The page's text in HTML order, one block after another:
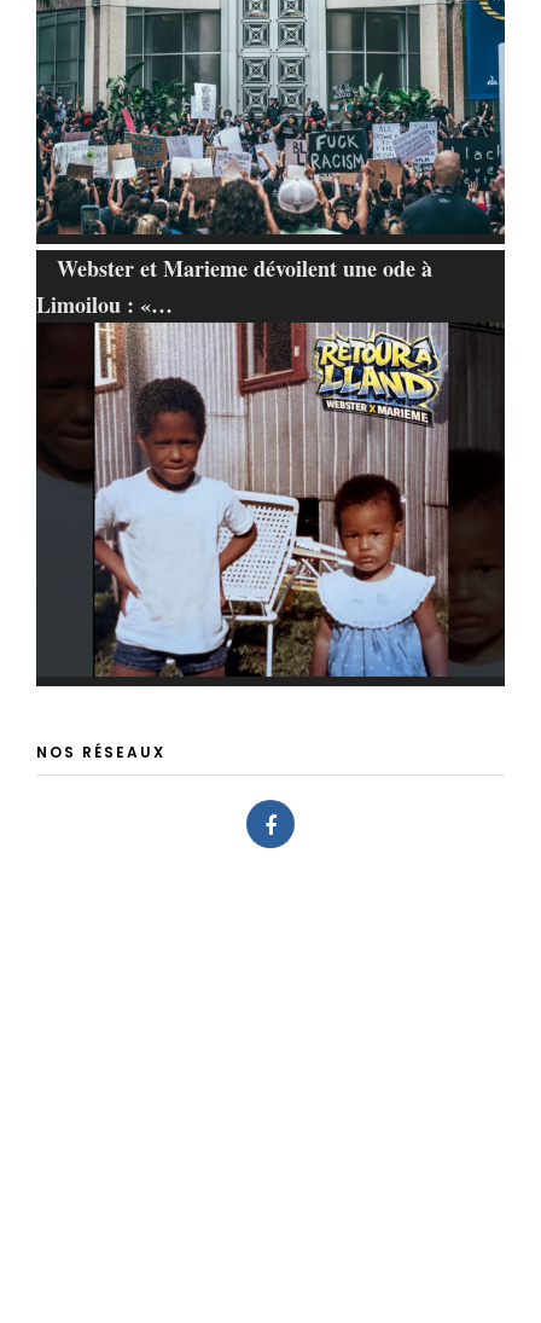
Webster et Marieme dévoilent une ode à
Limoilou : «…
NOS RÉSEAUX